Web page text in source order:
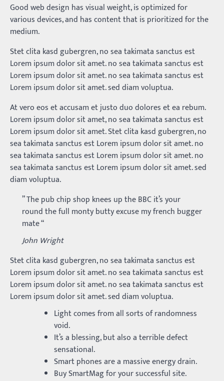
Good web design has visual weight, is optimized for
various devices, and has content that is prioritized for the
medium.
Stet clita kasd gubergren, no sea takimata sanctus est
Lorem ipsum dolor sit amet. no sea takimata sanctus est
Lorem ipsum dolor sit amet. no sea takimata sanctus est
Lorem ipsum dolor sit amet. sed diam voluptua.
At vero eos et accusam et justo duo dolores et ea rebum.
Lorem ipsum dolor sit amet, no sea takimata sanctus est
Lorem ipsum dolor sit amet. Stet clita kasd gubergren, no
sea takimata sanctus est Lorem ipsum dolor sit amet. no
sea takimata sanctus est Lorem ipsum dolor sit amet. no
sea takimata sanctus est Lorem ipsum dolor sit amet. sed
diam voluptua.
” The pub chip shop knees up the BBC it’s your
round the full monty butty excuse my french bugger
mate “
John Wright
Stet clita kasd gubergren, no sea takimata sanctus est
Lorem ipsum dolor sit amet. no sea takimata sanctus est
Lorem ipsum dolor sit amet. no sea takimata sanctus est
Lorem ipsum dolor sit amet. sed diam voluptua.
Light comes from all sorts of randomness
void.
It’s a blessing, but also a terrible defect
sensational.
Smart phones are a massive energy drain.
Buy SmartMag for your successful site.